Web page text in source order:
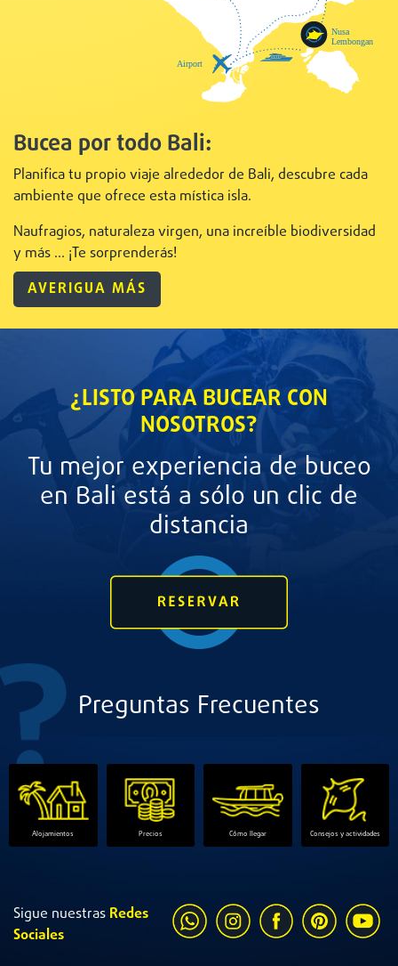
Bucea por todo Bali:
Planifica tu propio viaje alrededor de Bali, descubre cada
ambiente que ofrece esta mística isla.
Naufragios, naturaleza virgen, una increíble biodiversidad
y más ... ¡Te sorprenderás!
AVERIGUA MÁS
¿LISTO PARA BUCEAR CON
NOSOTROS?
Tu mejor experiencia de buceo
en Bali está a sólo un clic de
distancia
Preguntas Frecuentes
Alojamientos Precios Cómo llegar Consejos y actividades
Sigue nuestras Redes
Sociales